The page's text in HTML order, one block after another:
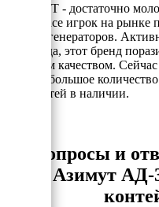
АЗИМУТ - достаточно
всей красе игрок на
электрогенераторов.
2008 года, этот бренд
хорошим качеством.
держит большое
мощностей в наличии.
Вопросы и
Азимут АД-